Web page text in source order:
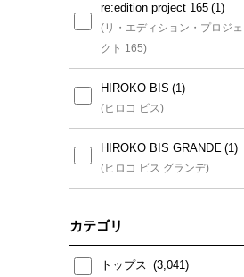
(ヒロコビス(小さいサイズ))
MICHEL KLEIN(小さいサイ
ズ)
(ミッシェルクラン(小さいサイ
ズ))
MK MICHEL KLEIN(小さい
サイズ)
(小さいサイズ))
re:edition project 165
(リ・エディション・プロジェ
クト 165)
HIROKO BIS
(ヒロコ ビス)
HIROKO BIS GRANDE
(ヒロコ ビス グランデ)
カテゴリ
トップス